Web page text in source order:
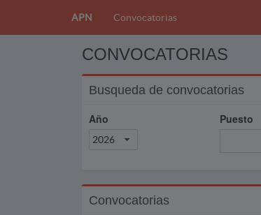
APN Convocatorias
CONVOCATORIAS
Busqueda de convocatorias
Año
2026
Puesto
Convocatorias